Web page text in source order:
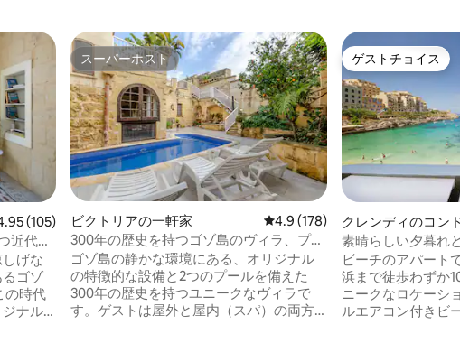
ュー105件、5つ星中4.95つ星の平均評価
(105)
近代的
げな
ゴゾ
の時代
ナル
スーパーホスト
スーパーホスト
ビクトリアの一軒家 レビュー178件、5つ星中4.9つ星
4.9 (178)
300年の歴史を持つゴゾ島のヴィラ、プー
ル2つと素晴らしい庭園
ゴゾ島の静かな環境にある、オリジナル
の特徴的な設備と2つのプールを備えた
300年の歴史を持つユニークなヴィラで
す。ゲストは屋外と屋内（スパ）の両方
ゲストチョイス
ゲストチョイス
クレンディのコン
素晴らしい夕暮れ
素敵なビーチフロ
ビーチのアパート
浜まで徒歩わずか10秒以内
ニークなロケーションです
ルエアコン付きビ